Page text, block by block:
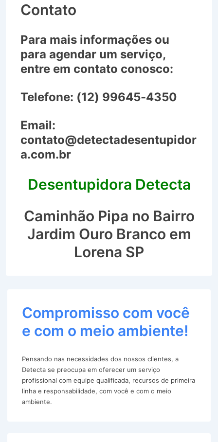
Contato
Para mais informações ou
para agendar um serviço,
entre em contato conosco:
Telefone: (12) 99645-4350
Email:
contato@detectadesentupidor
a.com.br
Desentupidora Detecta
Caminhão Pipa no Bairro
Jardim Ouro Branco em
Lorena SP
Compromisso com você
e com o meio ambiente!
Pensando nas necessidades dos nossos clientes, a
Detecta se preocupa em oferecer um serviço
profissional com equipe qualificada, recursos de primeira
linha e responsabilidade, com você e com o meio
ambiente.